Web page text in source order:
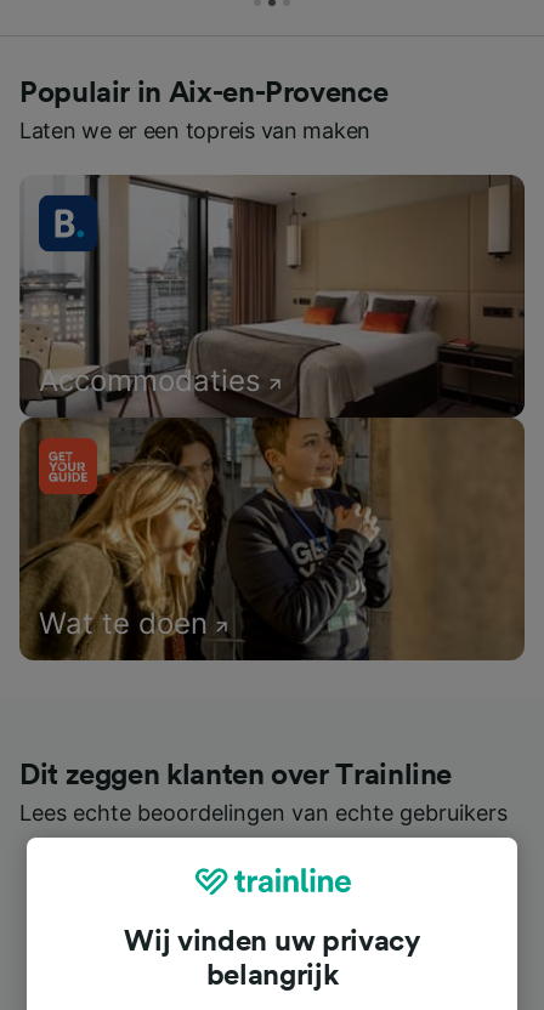
Populair in Aix-en-Provence
Laten we er een topreis van maken
Accommodaties
Wat te doen
Dit zeggen klanten over Trainline
Lees echte beoordelingen van echte gebruikers
Wij vinden uw privacy
belangrijk